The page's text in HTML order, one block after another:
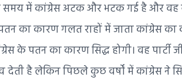
समय में कांग्रेस अटक और भटक गई है और
का कारण गलत राहों में जाता कांग्रेस का
के पतन का कारण सिद्ध होगी। वह
है लेकिन पिछले कुछ वर्षों में कांग्रेस ने